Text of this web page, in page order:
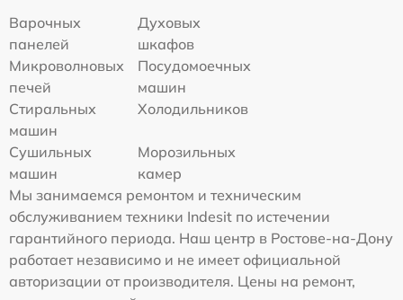
Варочных
панелей
Духовых
шкафов
Микроволновых
печей
Посудомоечных
машин
Стиральных
машин
Холодильников
Сушильных
машин
Морозильных
камер
Мы занимаемся ремонтом и техническим
обслуживанием техники Indesit по истечении
гарантийного периода. Наш центр в Ростове-на-Дону
работает независимо и не имеет официальной
авторизации от производителя. Цены на ремонт,